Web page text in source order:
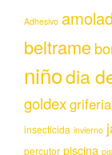
Adhesivo
beltrame
niñodia
goldexgriferia
insecticida invierno
percutor piscina